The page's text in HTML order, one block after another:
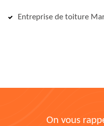
Entreprise de toiture
On vous